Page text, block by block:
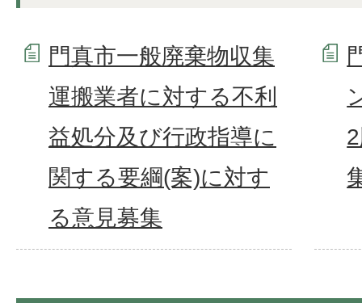
門真市一般廃棄物収集
運搬業者に対する不利
益処分及び行政指導に
関する要綱(案)に対す
る意見募集